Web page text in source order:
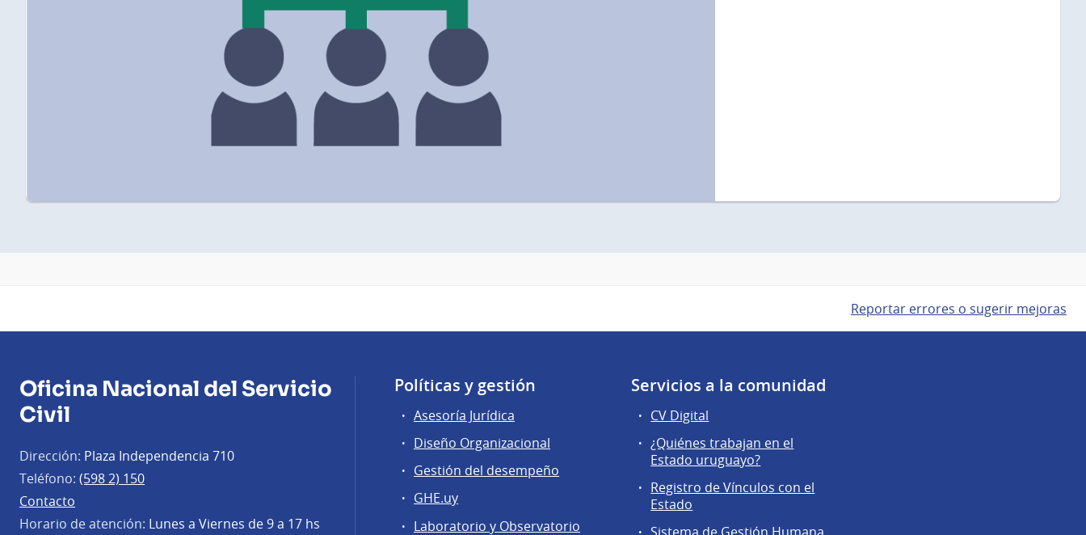
Reportar errores o sugerir mejoras
Oficina Nacional del Servicio
Civil
Dirección: Plaza Independencia 710
Teléfono: (598 2) 150
Contacto
Horario de atención: Lunes a Viernes de 9 a 17 hs
Políticas y gestión
Asesoría Jurídica
Diseño Organizacional
Gestión del desempeño
GHE.uy
Laboratorio y Observatorio
Servicios a la comunidad
CV Digital
¿Quiénes trabajan en el
Estado uruguayo?
Registro de Vínculos con el
Estado